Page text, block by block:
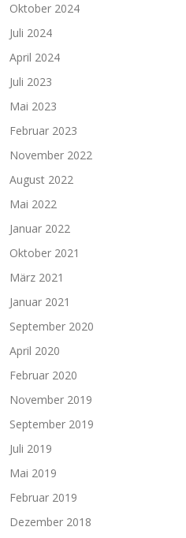
Oktober 2024
Juli 2024
April 2024
Juli 2023
Mai 2023
Februar 2023
November 2022
August 2022
Mai 2022
Januar 2022
Oktober 2021
März 2021
Januar 2021
September 2020
April 2020
Februar 2020
November 2019
September 2019
Juli 2019
Mai 2019
Februar 2019
Dezember 2018